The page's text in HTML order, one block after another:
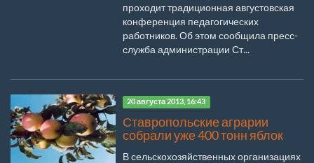
проходит традиционная августовская
конференция педагогических
работников. Об этом сообщила пресс-
служба администрации Ст...
20 августа 2013, 16:43
Ставропольские аграрии
собрали уже 400 тонн яблок
В сельскохозяйственных организациях